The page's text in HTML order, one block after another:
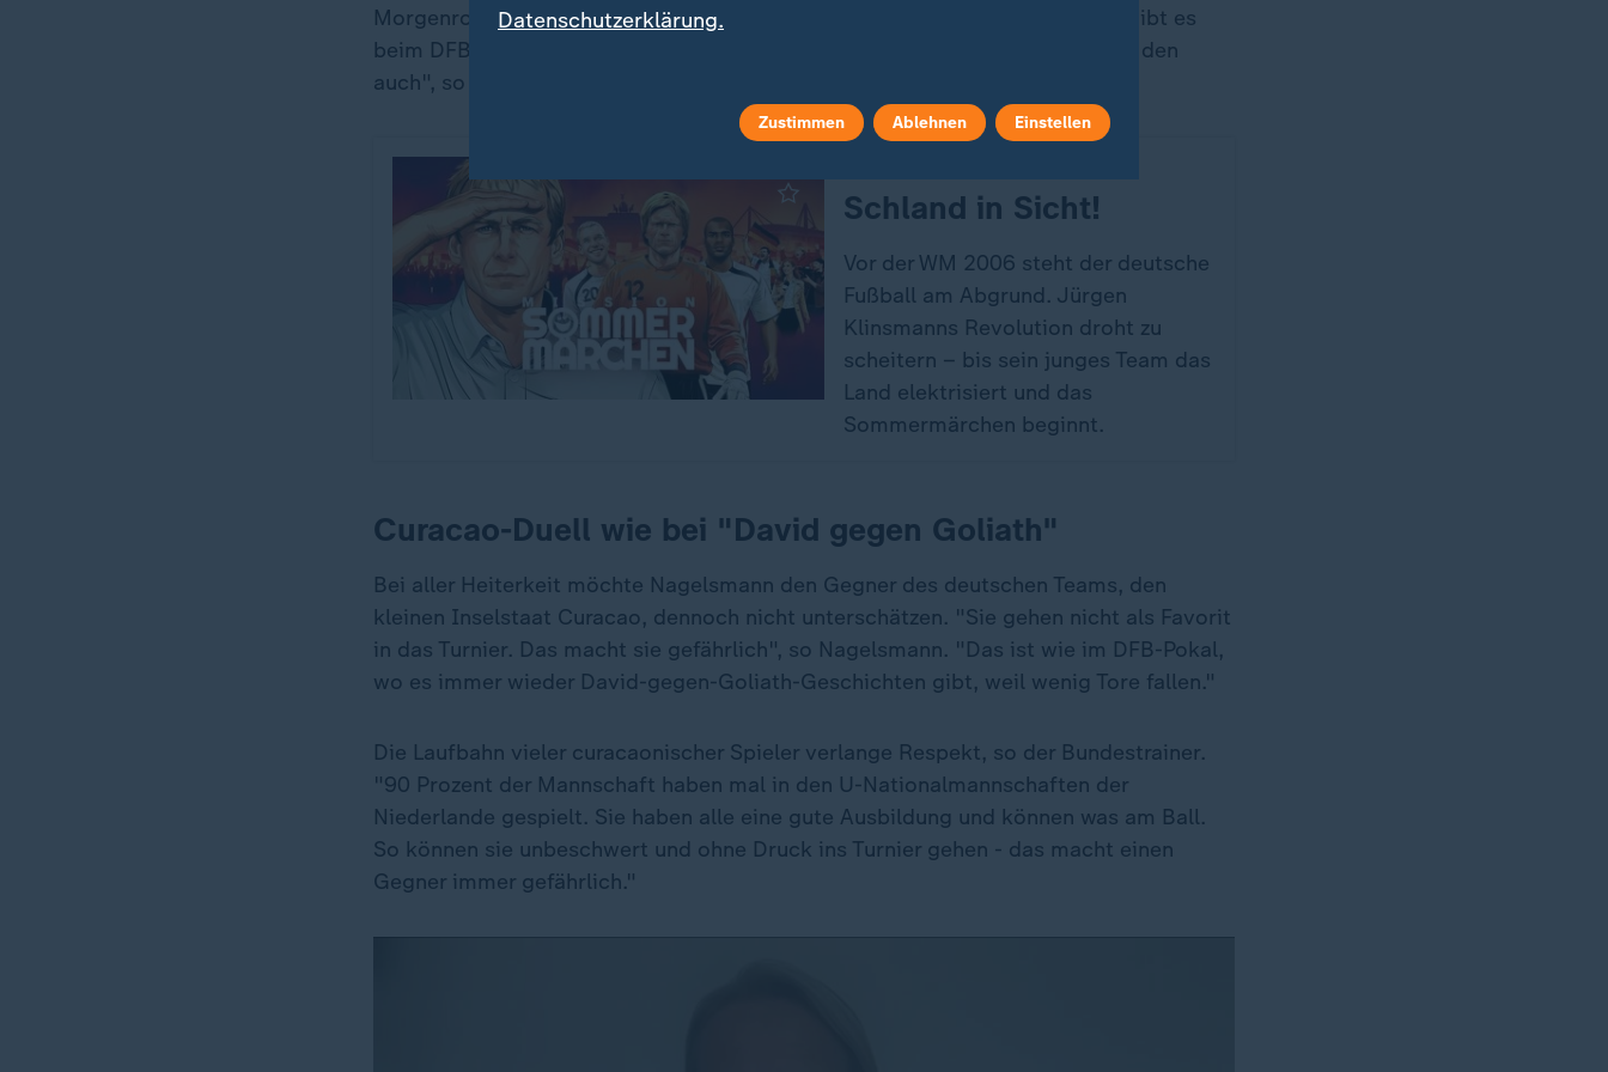
Morgenroutine auf eine liebgewonnene Tradition setzt: Seit einigen Jahren gibt es
beim DFB vor Turnierspielen Milchreis. "Ich hoffe, dass es ihn gibt! Ich esse den
auch", so der Trainer.
:
Schland in Sicht!
Vor der WM 2006 steht der deutsche
Fußball am Abgrund. Jürgen
Klinsmanns Revolution droht zu
scheitern – bis sein junges Team das
Land elektrisiert und das
Sommermärchen beginnt.
Curacao-Duell wie bei "David gegen Goliath"
Bei aller Heiterkeit möchte Nagelsmann den Gegner des deutschen Teams, den
kleinen Inselstaat Curacao, dennoch nicht unterschätzen. "Sie gehen nicht als Favorit
in das Turnier. Das macht sie gefährlich", so Nagelsmann. "Das ist wie im DFB-Pokal,
wo es immer wieder David-gegen-Goliath-Geschichten gibt, weil wenig Tore fallen."
Die Laufbahn vieler curacaonischer Spieler verlange Respekt, so der Bundestrainer.
"90 Prozent der Mannschaft haben mal in den U-Nationalmannschaften der
Niederlande gespielt. Sie haben alle eine gute Ausbildung und können was am Ball.
So können sie unbeschwert und ohne Druck ins Turnier gehen - das macht einen
Gegner immer gefährlich."
Datenschutzerklärung.
Zustimmen Ablehnen Einstellen